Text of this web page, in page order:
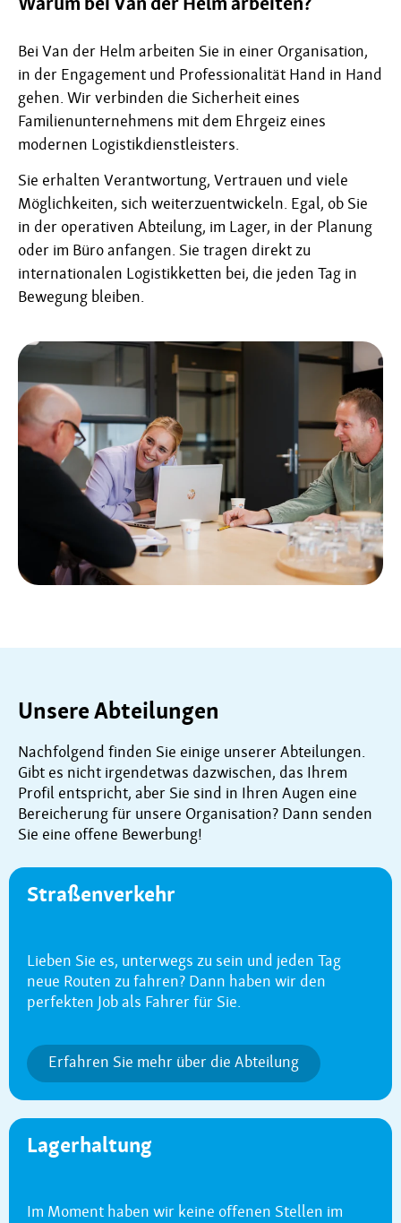
Warum bei Van der Helm arbeiten?
Bei Van der Helm arbeiten Sie in einer Organisation,
in der Engagement und Professionalität Hand in Hand
gehen. Wir verbinden die Sicherheit eines
Familienunternehmens mit dem Ehrgeiz eines
modernen Logistikdienstleisters.
Sie erhalten Verantwortung, Vertrauen und viele
Möglichkeiten, sich weiterzuentwickeln. Egal, ob Sie
in der operativen Abteilung, im Lager, in der Planung
oder im Büro anfangen. Sie tragen direkt zu
internationalen Logistikketten bei, die jeden Tag in
Bewegung bleiben.
Unsere Abteilungen
Nachfolgend finden Sie einige unserer Abteilungen.
Gibt es nicht irgendetwas dazwischen, das Ihrem
Profil entspricht, aber Sie sind in Ihren Augen eine
Bereicherung für unsere Organisation? Dann senden
Sie eine offene Bewerbung!
Straßenverkehr
Lieben Sie es, unterwegs zu sein und jeden Tag
neue Routen zu fahren? Dann haben wir den
perfekten Job als Fahrer für Sie.
Erfahren Sie mehr über die Abteilung
Lagerhaltung
Im Moment haben wir keine offenen Stellen im